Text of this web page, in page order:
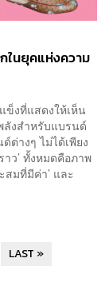
ในยุคแห่งความ
ข็งที่แสดงให้เห็น
ลังสำหรับแบรนด์
ต่างๆ ไม่ได้เพียง
าว’ ทั้งหมดคือภาพ
มที่มีค่า’ และ
LAST »